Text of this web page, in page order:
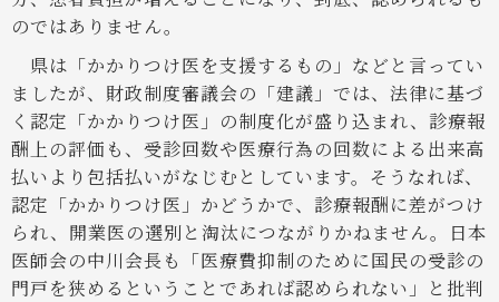
のではありません。
県は「かかりつけ医を支援するもの」などと言ってい
ましたが、財政制度審議会の「建議」では、法律に基づ
く認定「かかりつけ医」の制度化が盛り込まれ、診療報
酬上の評価も、受診回数や医療行為の回数による出来高
払いより包括払いがなじむとしています。そうなれば、
認定「かかりつけ医」かどうかで、診療報酬に差がつけ
られ、開業医の選別と淘汰につながりかねません。日本
医師会の中川会長も「医療費抑制のために国民の受診の
門戸を狭めるということであれば認められない」と批判